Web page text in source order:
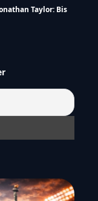
Taylor: Bis